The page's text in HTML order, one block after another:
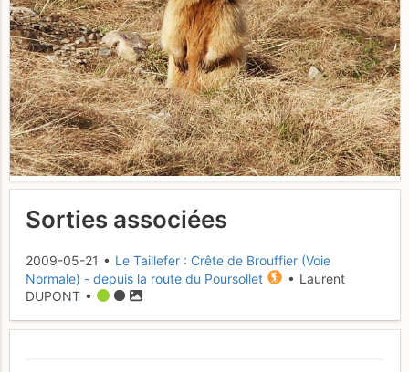
Sorties associées
2009-05-21 • Le Taillefer : Crête de Brouffier (Voie
Normale) - depuis la route du Poursollet
• Laurent
DUPONT •